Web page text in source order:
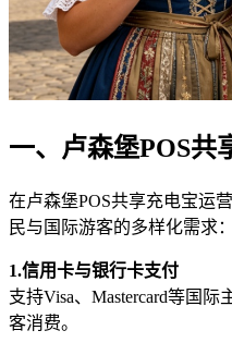
一、卢森堡POS共
在卢森堡POS共享充电宝运
民与国际游客的多样化需求：
1.信用卡与银行卡支付
支持Visa、Mastercard等国
客消费。